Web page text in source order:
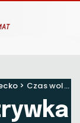
> Czas wolny, Rozrywka